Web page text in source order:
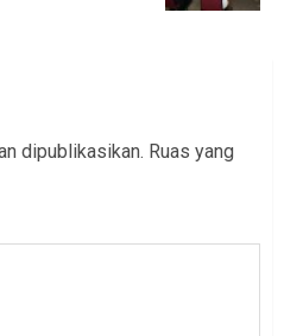
dipublikasikan. Ruas yang